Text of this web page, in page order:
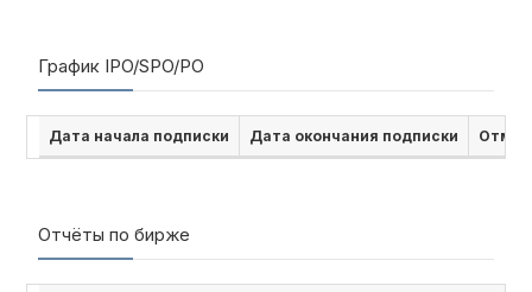
График IPO/SPO/PO
Дата начала подписки Дата окончания подписки
Отчёты по бирже